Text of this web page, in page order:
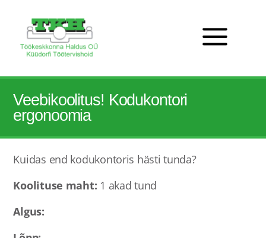
Veebikoolitus! Kodukontori
ergonoomia
Kuidas end kodukontoris hästi tunda?
Koolituse maht: 1 akad tund
Algus: